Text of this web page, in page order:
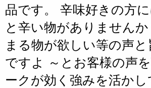
品です。 辛味好きの方
と辛い物がありません
まる物が欲しい等の声
ですよ ～とお客様の声
ークが効く強みを活か